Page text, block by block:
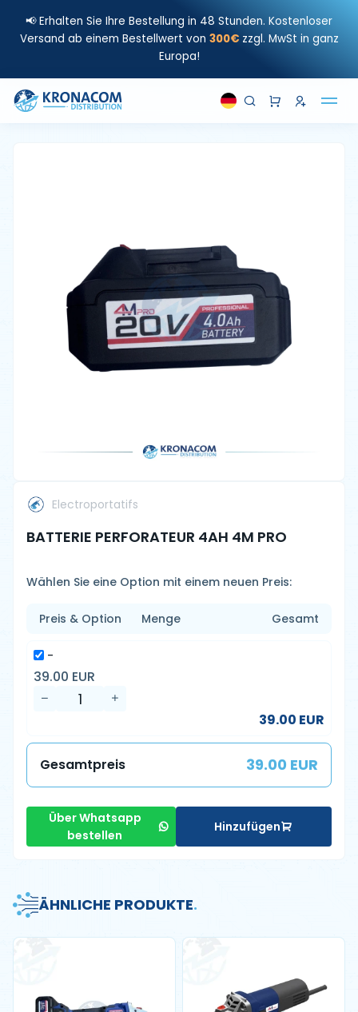
📢 Erhalten Sie Ihre Bestellung in 48 Stunden. Kostenloser
Versand ab einem Bestellwert von 300€ zzgl. MwSt in ganz
Europa!
Electroportatifs
BATTERIE PERFORATEUR 4AH 4M PRO
Wählen Sie eine Option mit einem neuen Preis:
Preis & Option Menge Gesamt
-
39.00 EUR
39.00 EUR
Gesamtpreis 39.00 EUR
Über Whatsapp
bestellen
Hinzufügen
ÄHNLICHE PRODUKTE.